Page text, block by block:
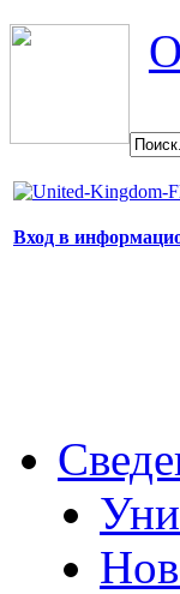
Вход в